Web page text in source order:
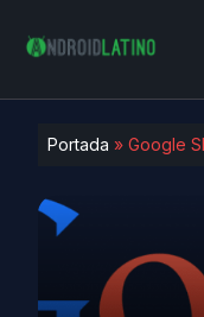
Portada » Google